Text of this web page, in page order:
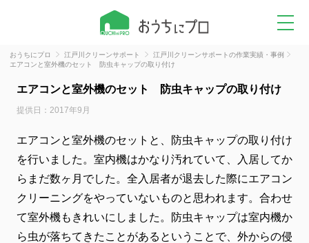
おうちにプロ 江戸川クリーンサポート
江戸川クリーンサポートの作業実績・事例
エアコンと室外機のセット 防虫キャップの取り付け
エアコンと室外機のセット 防虫キャップの取り付け
提供日：2017年9月
エアコンと室外機のセットと、防虫キャップの取り付け
を行いました。室内機はかなり汚れていて、入居してか
らまだ数ヶ月でした。全入居者が退去した際にエアコン
クリーニングをやっていないものと思われます。合わせ
て室外機もきれいにしました。防虫キャップは室内機か
ら虫が落ちてきたことがあるということで、外からの侵